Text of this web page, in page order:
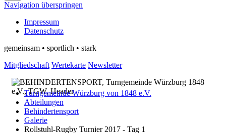
Navigation überspringen
Impressum
Datenschutz
gemeinsam • sportlich • stark
Mitgliedschaft Wertekarte Newsletter
Turngemeinde Würzburg von 1848 e.V.
Abteilungen
Behindertensport
Galerie
Rollstuhl-Rugby Turnier 2017 - Tag 1